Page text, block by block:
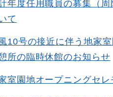
年度任用職員の募集（
て
10号の接近に伴う地家
所の臨時休館のお知らせ
室園地オープニングセ